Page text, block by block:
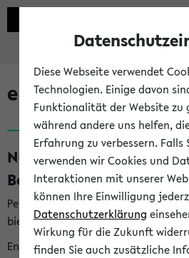
eKVV News
Nachhaltigkeitspreis
Bewerbungsphase
Per E-Mail eingestellt von
bielefeld.de an den Verteiler 'Alle
English version below
Diese Webseite verwendet
Technologien. Einige davon
Funktionalität der Website zu
während andere uns helfen,
Erfahrung zu verbessern. Falls
verwenden wir Cookies und
Interaktionen mit unserer
können Ihre Einwilligung
Datenschutzerklärung
Wirkung für die Zukunft
finden Sie auch zusätzliche